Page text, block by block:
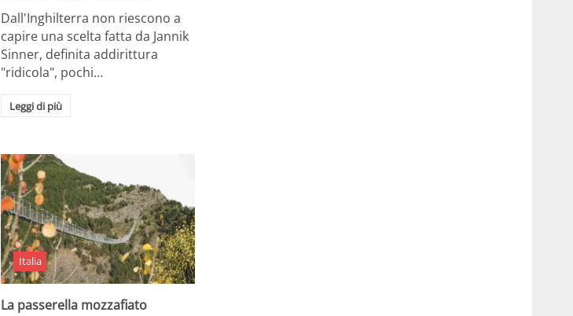
Dall'Inghilterra non riescono a
capire una scelta fatta da Jannik
Sinner, definita addirittura
"ridicola", pochi…
Leggi di più
Italia
La passerella mozzafiato